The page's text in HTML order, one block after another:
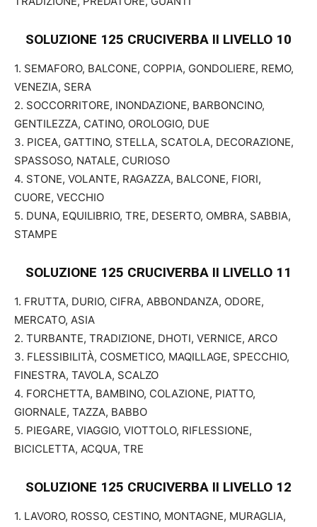
SOLUZIONE 125 CRUCIVERBA II LIVELLO 10
1. SEMAFORO, BALCONE, COPPIA, GONDOLIERE, REMO,
VENEZIA, SERA
2. SOCCORRITORE, INONDAZIONE, BARBONCINO,
GENTILEZZA, CATINO, OROLOGIO, DUE
3. PICEA, GATTINO, STELLA, SCATOLA, DECORAZIONE,
SPASSOSO, NATALE, CURIOSO
4. STONE, VOLANTE, RAGAZZA, BALCONE, FIORI,
CUORE, VECCHIO
5. DUNA, EQUILIBRIO, TRE, DESERTO, OMBRA, SABBIA,
STAMPE
SOLUZIONE 125 CRUCIVERBA II LIVELLO 11
1. FRUTTA, DURIO, CIFRA, ABBONDANZA, ODORE,
MERCATO, ASIA
2. TURBANTE, TRADIZIONE, DHOTI, VERNICE, ARCO
3. FLESSIBILITÀ, COSMETICO, MAQILLAGE, SPECCHIO,
FINESTRA, TAVOLA, SCALZO
4. FORCHETTA, BAMBINO, COLAZIONE, PIATTO,
GIORNALE, TAZZA, BABBO
5. PIEGARE, VIAGGIO, VIOTTOLO, RIFLESSIONE,
BICICLETTA, ACQUA, TRE
SOLUZIONE 125 CRUCIVERBA II LIVELLO 12
1. LAVORO, ROSSO, CESTINO, MONTAGNE, MURAGLIA,